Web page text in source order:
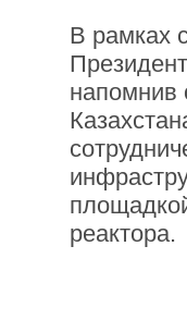
В рамках
напомнив
реактора.